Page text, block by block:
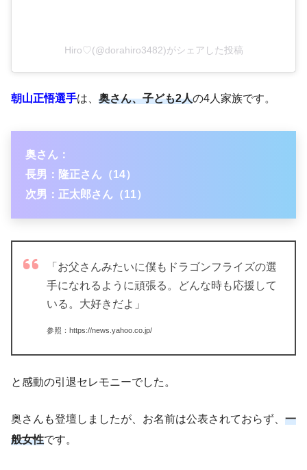
Hiro♡(@dorahiro3482)がシェアした投稿
朝山正悟選手は、 奥さん、子ども2人の4人家族です。
奥さん：
長男：隆正さん（14）
次男：正太郎さん（11）
「お父さんみたいに僕もドラゴンフライズの選
手になれるように頑張る。どんな時も応援して
いる。大好きだよ」
参照：https://news.yahoo.co.jp/
と感動の引退セレモニーでした。
奥さんも登壇しましたが、お名前は公表されておらず、 一
般女性です。